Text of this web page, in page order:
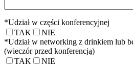
*Udział w części konferencyjnej
TAK
NIE
*Udział w networking z drinkiem lub
(wieczór przed konferencją)
TAK
NIE